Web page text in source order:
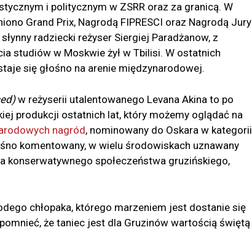
i politycznym w ZSRR oraz za granicą. W
Grand Prix, Nagrodą FIPRESCI oraz Nagrodą Jury
radziecki reżyser Siergiej Paradżanow, z
studiów w Moskwie żył w Tbilisi. W ostatnich
się głośno na arenie międzynarodowej.
w reżyserii utalentowanego Levana Akina to po
produkcji ostatnich lat, który możemy oglądać na
nagród, nominowany do Oskara w kategorii
komentowany, w wielu środowiskach uznawany
konserwatywnego społeczeństwa gruzińskiego,
chłopaka, którego marzeniem jest dostanie się
że taniec jest dla Gruzinów wartością świętą